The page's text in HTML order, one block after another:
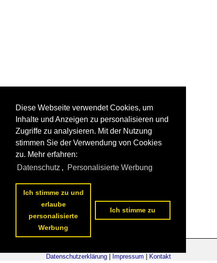
Datenschutzerklärung | Impressum | Kontakt
Diese Webseite verwendet Cookies, um
Inhalte und Anzeigen zu personalisieren und
Zugriffe zu analysieren. Mit der Nutzung
stimmen Sie der Verwendung von Cookies
zu. Mehr erfahren:
Datenschutz , Personalisierte Werbung
Ich stimme zu und
erlaube
personalisierte
Werbung
Ich stimme zu